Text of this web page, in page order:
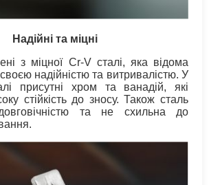
Надійні та міцні
з міцної Cr-V сталі, яка відома
надійністю та витривалістю. У
присутні хром та ванадій, які
стійкість до зносу. Також сталь
довговічністю та не схильна до